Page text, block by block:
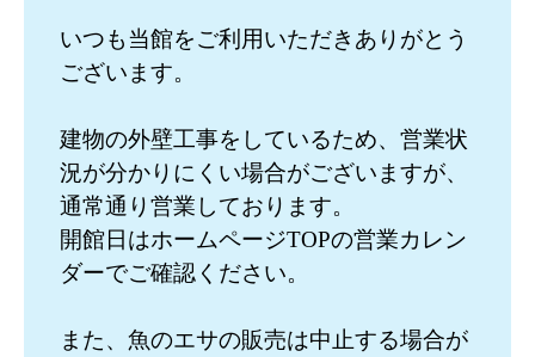
いつも当館をご利用いただきありがとう
ございます。
建物の外壁工事をしているため、営業状
況が分かりにくい場合がございますが、
通常通り営業しております。
開館日はホームページTOPの営業カレン
ダーでご確認ください。
また、魚のエサの販売は中止する場合が